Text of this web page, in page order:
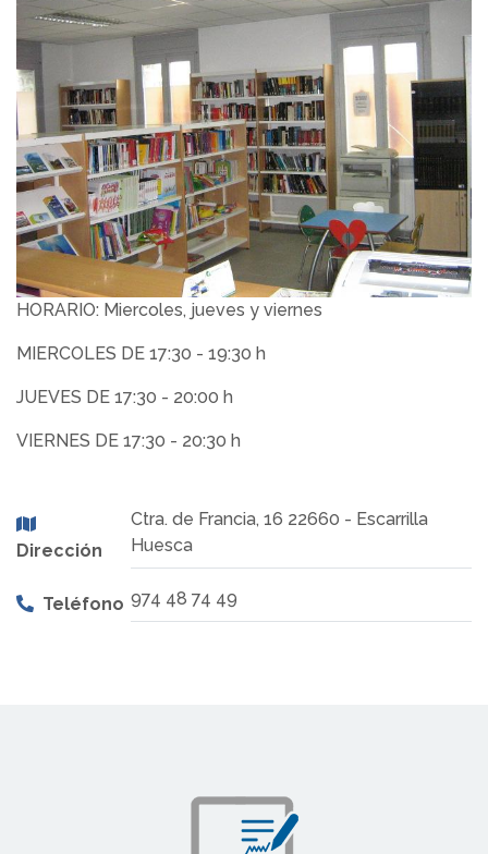
HORARIO: Miercoles, jueves y viernes
MIERCOLES DE 17:30 - 19:30 h
JUEVES DE 17:30 - 20:00 h
VIERNES DE 17:30 - 20:30 h
Dirección
Ctra. de Francia, 16 22660 - Escarrilla
Huesca
Teléfono 974 48 74 49